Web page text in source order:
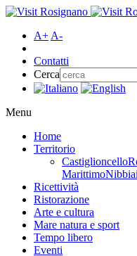
A+ A-
Contatti
Cerca
Menu
Home
Territorio
Castiglioncello
Marittimo
Ricettività
Ristorazione
Arte e cultura
Mare natura e sport
Tempo libero
Eventi